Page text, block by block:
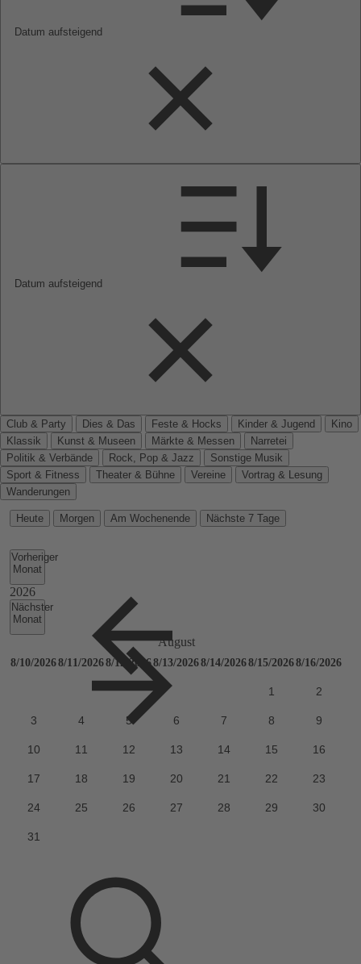
Datum aufsteigend
Datum aufsteigend
Club & Party Dies & Das Feste & Hocks Kinder & Jugend
Kino
Klassik
Kunst & Museen Märkte & Messen
Narretei
Politik & Verbände
Rock, Pop & Jazz
Sonstige Musik
Sport & Fitness
Theater & Bühne Vereine
Vortrag & Lesung
Wanderungen
Heute Morgen Am Wochenende Nächste 7 Tage
Vorheriger
Monat
Nächster
Monat